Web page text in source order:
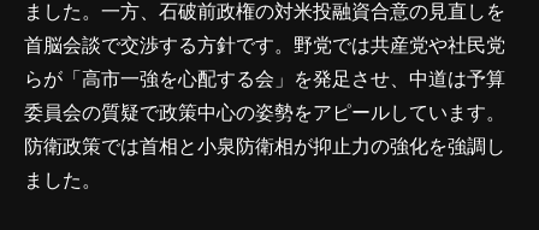
ました。一方、石破前政権の対米投融資合意の見直しを
首脳会談で交渉する方針です。野党では共産党や社民党
らが「高市一強を心配する会」を発足させ、中道は予算
委員会の質疑で政策中心の姿勢をアピールしています。
防衛政策では首相と小泉防衛相が抑止力の強化を強調し
ました。